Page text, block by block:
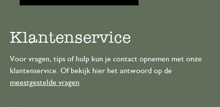
Klantenservice
Voor vragen, tips of hulp kun je contact opnemen met onze
klantenservice. Of bekijk hier het antwoord op de
meestgestelde vragen